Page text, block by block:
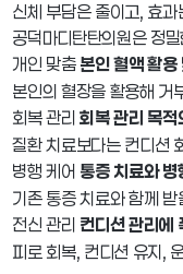
신체 부담은 줄이고, 효
공덕마디탄탄의원은 정
개인 맞춤 본인 혈액 활용
본인의 혈장을 활용해 거
회복 관리 회복 관리 목적
질환 치료보다는 컨디션
병행 케어 통증 치료와 병
기존 통증 치료와 함께
전신 관리 컨디션 관리에
피로 회복, 컨디션 유지,